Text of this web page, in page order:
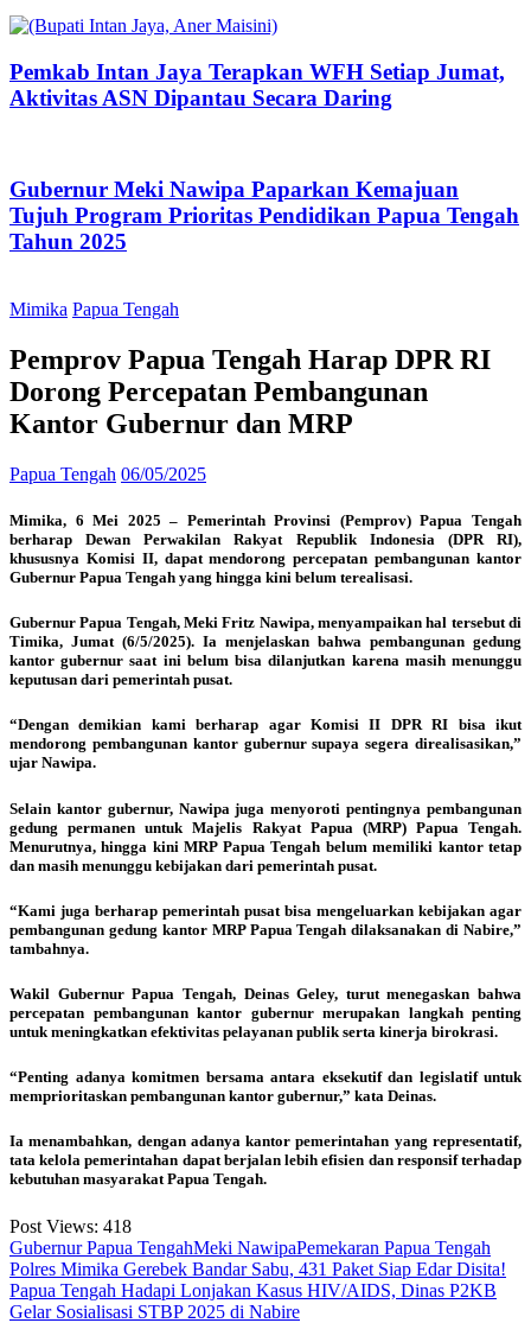
Pemkab Intan Jaya Terapkan WFH Setiap Jumat,
Aktivitas ASN Dipantau Secara Daring
Gubernur Meki Nawipa Paparkan Kemajuan
Tujuh Program Prioritas Pendidikan Papua Tengah
Tahun 2025
Mimika Papua Tengah
Pemprov Papua Tengah Harap DPR RI
Dorong Percepatan Pembangunan
Kantor Gubernur dan MRP
Papua Tengah 06/05/2025
Mimika, 6 Mei 2025 – Pemerintah Provinsi (Pemprov) Papua Tengah
berharap Dewan Perwakilan Rakyat Republik Indonesia (DPR RI),
khususnya Komisi II, dapat mendorong percepatan pembangunan kantor
Gubernur Papua Tengah yang hingga kini belum terealisasi.
Gubernur Papua Tengah, Meki Fritz Nawipa, menyampaikan hal tersebut di
Timika, Jumat (6/5/2025). Ia menjelaskan bahwa pembangunan gedung
kantor gubernur saat ini belum bisa dilanjutkan karena masih menunggu
keputusan dari pemerintah pusat.
“Dengan demikian kami berharap agar Komisi II DPR RI bisa ikut
mendorong pembangunan kantor gubernur supaya segera direalisasikan,”
ujar Nawipa.
Selain kantor gubernur, Nawipa juga menyoroti pentingnya pembangunan
gedung permanen untuk Majelis Rakyat Papua (MRP) Papua Tengah.
Menurutnya, hingga kini MRP Papua Tengah belum memiliki kantor tetap
dan masih menunggu kebijakan dari pemerintah pusat.
“Kami juga berharap pemerintah pusat bisa mengeluarkan kebijakan agar
pembangunan gedung kantor MRP Papua Tengah dilaksanakan di Nabire,”
tambahnya.
Wakil Gubernur Papua Tengah, Deinas Geley, turut menegaskan bahwa
percepatan pembangunan kantor gubernur merupakan langkah penting
untuk meningkatkan efektivitas pelayanan publik serta kinerja birokrasi.
“Penting adanya komitmen bersama antara eksekutif dan legislatif untuk
memprioritaskan pembangunan kantor gubernur,” kata Deinas.
Ia menambahkan, dengan adanya kantor pemerintahan yang representatif,
tata kelola pemerintahan dapat berjalan lebih efisien dan responsif terhadap
kebutuhan masyarakat Papua Tengah.
Post Views: 418
Gubernur Papua TengahMeki NawipaPemekaran Papua Tengah
Post
navigation
Polres Mimika Gerebek Bandar Sabu, 431 Paket Siap Edar Disita!
Papua Tengah Hadapi Lonjakan Kasus HIV/AIDS, Dinas P2KB
Gelar Sosialisasi STBP 2025 di Nabire